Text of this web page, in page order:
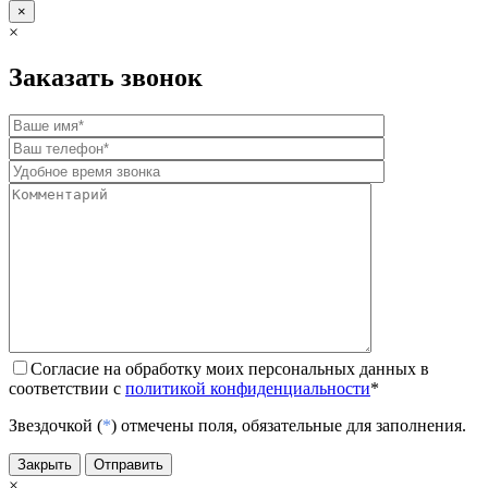
×
×
Заказать звонок
Согласие на обработку моих персональных данных в
соответствии с политикой конфиденциальности*
Звездочкой (*) отмечены поля, обязательные для заполнения.
Закрыть Отправить